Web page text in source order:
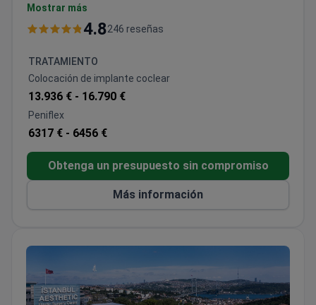
cirugía para perder peso. Adatip International
Hospital atiende tanto a adultos como a niños. Los
Árabe visitan la clínica con mayor frecuencia.
Mostrar más
4.8246 reseñas
TRATAMIENTO
Colocación de implante coclear
13.936 € - 16.790 €
Peniflex
6317 € - 6456 €
Obtenga un presupuesto sin compromiso
Más información